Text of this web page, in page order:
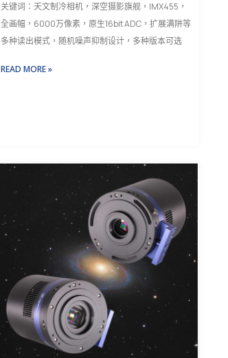
关键词：天文制冷相机，深空摄影旗舰，IMX455，
全画幅，6000万像素，原生16bit ADC，扩展满阱等
多种读出模式，随机噪声抑制设计，多种版本可选
READ MORE »